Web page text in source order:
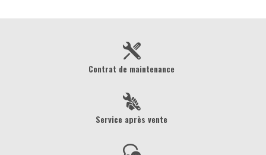
Contrat de maintenance
Service après vente